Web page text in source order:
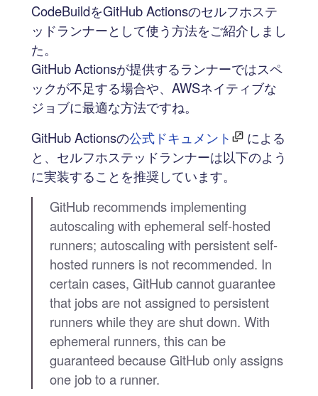
CodeBuildをGitHub Actionsのセルフホステ
ッドランナーとして使う方法をご紹介しまし
た。
GitHub Actionsが提供するランナーではスペ
ックが不足する場合や、AWSネイティブな
ジョブに最適な方法ですね。
GitHub Actionsの公式ドキュメント
による
と、セルフホステッドランナーは以下のよう
に実装することを推奨しています。
GitHub recommends implementing
autoscaling with ephemeral self-hosted
runners; autoscaling with persistent self-
hosted runners is not recommended. In
certain cases, GitHub cannot guarantee
that jobs are not assigned to persistent
runners while they are shut down. With
ephemeral runners, this can be
guaranteed because GitHub only assigns
one job to a runner.